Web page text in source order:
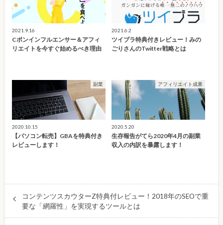
2021.9.16
Cポンインフルエンサー＆アフィ
リエイトを今すぐ始めるべき理由
2021.6.2
ツイブラ特典付きレビュー！みの
ごりさんのTwitter戦略とは
副業
2020.10.15
【パソコン転売】GBAを特典付き
レビューします！
アフィリエイト成果
2020.5.20
生存報告がてら2020年4月の副業
収入の内訳を暴露します！
コンテンツスカウターZ特典付レビュー！2018年のSEOで重
要な「網羅性」を実現するツールとは